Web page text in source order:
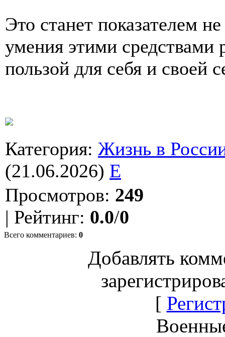
Это станет показателем
умения этими средствами
пользой для себя и своей
Категория: Жизнь в
(21.06.2026) E
Просмотров: 249
| Рейтинг: 0.0/0
Всего комментариев: 0
Добавлять
[